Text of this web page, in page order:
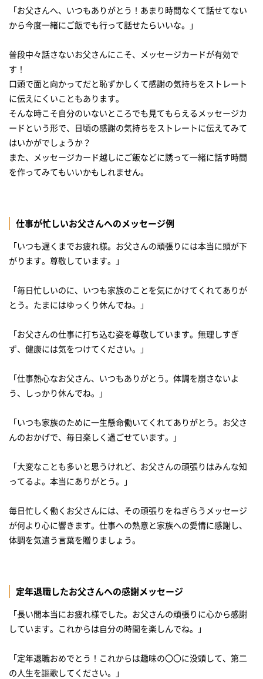
「お父さんへ、いつもありがとう！あまり時間なくて話せてない
から今度一緒にご飯でも行って話せたらいいな。」
普段中々話さないお父さんにこそ、メッセージカードが有効で
す！
口頭で面と向かってだと恥ずかしくて感謝の気持ちをストレート
に伝えにくいこともあります。
そんな時こそ自分のいないところでも見てもらえるメッセージカ
ードという形で、日頃の感謝の気持ちをストレートに伝えてみて
はいかがでしょうか？
また、メッセージカード越しにご飯などに誘って一緒に話す時間
を作ってみてもいいかもしれません。
仕事が忙しいお父さんへのメッセージ例
「いつも遅くまでお疲れ様。お父さんの頑張りには本当に頭が下
がります。尊敬しています。」
「毎日忙しいのに、いつも家族のことを気にかけてくれてありが
とう。たまにはゆっくり休んでね。」
「お父さんの仕事に打ち込む姿を尊敬しています。無理しすぎ
ず、健康には気をつけてください。」
「仕事熱心なお父さん、いつもありがとう。体調を崩さないよ
う、しっかり休んでね。」
「いつも家族のために一生懸命働いてくれてありがとう。お父さ
んのおかげで、毎日楽しく過ごせています。」
「大変なことも多いと思うけれど、お父さんの頑張りはみんな知
ってるよ。本当にありがとう。」
毎日忙しく働くお父さんには、その頑張りをねぎらうメッセージ
が何より心に響きます。仕事への熱意と家族への愛情に感謝し、
定年退職したお父さんへの感謝メッセージ
「長い間本当にお疲れ様でした。お父さんの頑張りに心から感謝
しています。これからは自分の時間を楽しんでね。」
「定年退職おめでとう！これからは趣味の〇〇に没頭して、第二
の人生を謳歌してください。」